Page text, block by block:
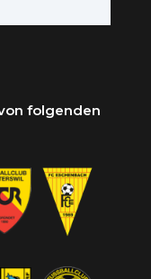
folgenden